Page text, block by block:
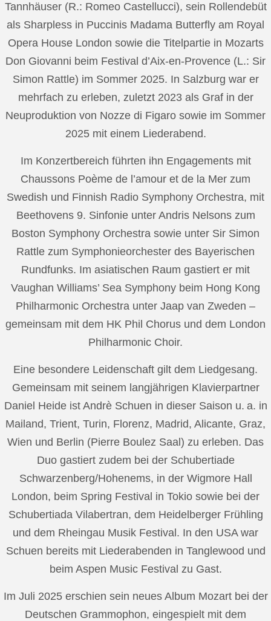
Tannhäuser (R.: Romeo Castellucci), sein Rollendebüt
als Sharpless in Puccinis Madama Butterfly am Royal
Opera House London sowie die Titelpartie in Mozarts
Don Giovanni beim Festival d’Aix-en-Provence (L.: Sir
Simon Rattle) im Sommer 2025. In Salzburg war er
mehrfach zu erleben, zuletzt 2023 als Graf in der
Neuproduktion von Nozze di Figaro sowie im Sommer
2025 mit einem Liederabend.
Im Konzertbereich führten ihn Engagements mit
Chaussons Poème de l’amour et de la Mer zum
Swedish und Finnish Radio Symphony Orchestra, mit
Beethovens 9. Sinfonie unter Andris Nelsons zum
Boston Symphony Orchestra sowie unter Sir Simon
Rattle zum Symphonieorchester des Bayerischen
Rundfunks. Im asiatischen Raum gastiert er mit
Vaughan Williams’ Sea Symphony beim Hong Kong
Philharmonic Orchestra unter Jaap van Zweden –
gemeinsam mit dem HK Phil Chorus und dem London
Philharmonic Choir.
Eine besondere Leidenschaft gilt dem Liedgesang.
Gemeinsam mit seinem langjährigen Klavierpartner
Daniel Heide ist Andrè Schuen in dieser Saison u. a. in
Mailand, Trient, Turin, Florenz, Madrid, Alicante, Graz,
Wien und Berlin (Pierre Boulez Saal) zu erleben. Das
Duo gastiert zudem bei der Schubertiade
Schwarzenberg/Hohenems, in der Wigmore Hall
London, beim Spring Festival in Tokio sowie bei der
Schubertiada Vilabertran, dem Heidelberger Frühling
und dem Rheingau Musik Festival. In den USA war
Schuen bereits mit Liederabenden in Tanglewood und
beim Aspen Music Festival zu Gast.
Im Juli 2025 erschien sein neues Album Mozart bei der
Deutschen Grammophon, eingespielt mit dem